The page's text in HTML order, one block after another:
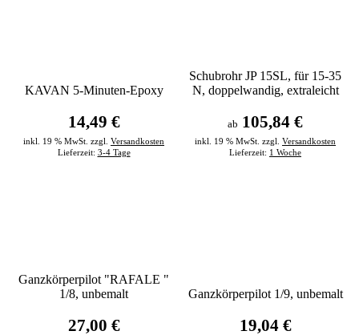
KAVAN 5-Minuten-Epoxy
14,49 €
inkl. 19 % MwSt. zzgl. Versandkosten
Lieferzeit: 3-4 Tage
Schubrohr JP 15SL, für 15-35
N, doppelwandig, extraleicht
ab 105,84 €
inkl. 19 % MwSt. zzgl. Versandkosten
Lieferzeit: 1 Woche
Ganzkörperpilot "RAFALE "
1/8, unbemalt
27,00 €
Ganzkörperpilot 1/9, unbemalt
19,04 €